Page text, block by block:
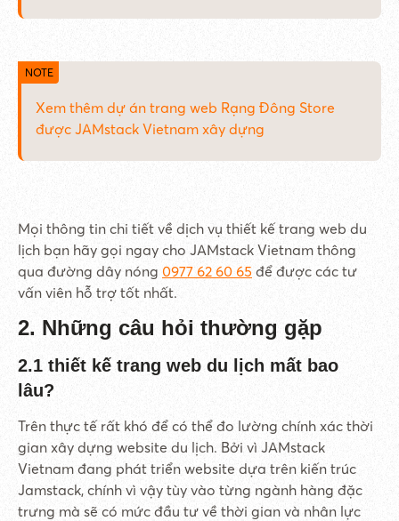
Xem thêm dự án trang web Rạng Đông Store
được JAMstack Vietnam xây dựng
Mọi thông tin chi tiết về dịch vụ thiết kế trang web du
lịch bạn hãy gọi ngay cho JAMstack Vietnam thông
qua đường dây nóng 0977 62 60 65 để được các tư
vấn viên hỗ trợ tốt nhất.
2. Những câu hỏi thường gặp
2.1 thiết kế trang web du lịch mất bao
lâu?
Trên thực tế rất khó để có thể đo lường chính xác thời
gian xây dựng website du lịch. Bởi vì JAMstack
Vietnam đang phát triển website dựa trên kiến trúc
Jamstack, chính vì vậy tùy vào từng ngành hàng đặc
trưng mà sẽ có mức đầu tư về thời gian và nhân lực